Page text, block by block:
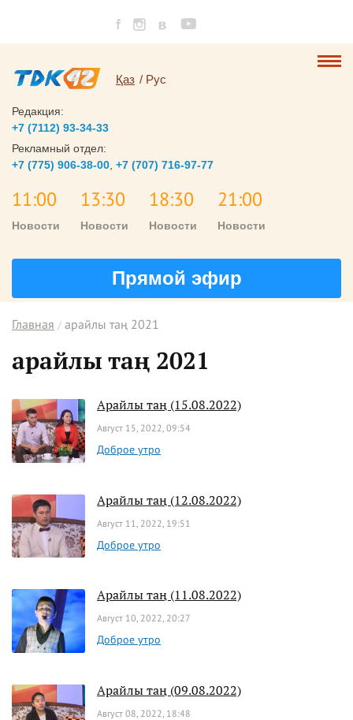
Қаз Рус
Редакция:
+7 (7112) 93-34-33
Рекламный отдел:
+7 (775) 906-38-00 +7 (707) 716-97-77
11:00
Новости
13:30
Новости
18:30
Новости
21:00
Новости
Прямой эфир
Главная арайлы таң 2021
арайлы таң 2021
Арайлы таң (15.08.2022)
Август 15, 2022, 09:54
Доброе утро
Арайлы таң (12.08.2022)
Август 11, 2022, 19:51
Доброе утро
Арайлы таң (11.08.2022)
Август 10, 2022, 20:27
Доброе утро
Арайлы таң (09.08.2022)
Август 08, 2022, 18:48